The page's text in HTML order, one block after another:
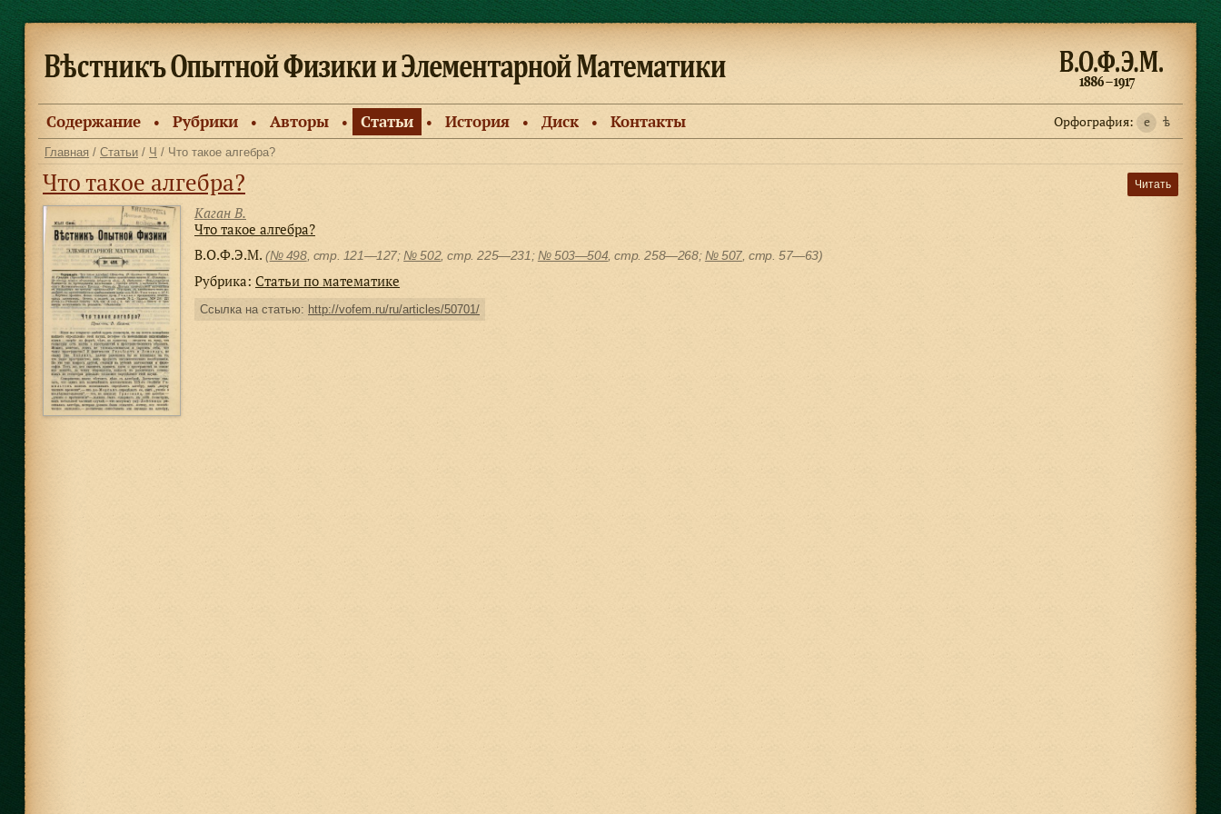
Содержание ● Рубрики ● Авторы ● Статьи ● История ● Диск ● Контакты Орфография: e ѣ
Главная / Статьи / Ч / Что такое алгебра?
Читать
Что такое алгебра?
Каган В.
Что такое алгебра?
В.О.Ф.Э.М. (№ 498, стр. 121—127; № 502, cтр. 225—231; № 503—504 , cтр. 258—268;№ 507, cтр. 57—63)
Рубрика: Статьи по математике
Ссылка на статью: http://vofem.ru/ru/articles/50701/